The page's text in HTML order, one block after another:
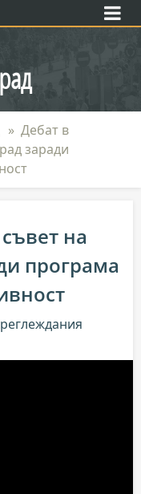
Дебат в
заради
на
програма